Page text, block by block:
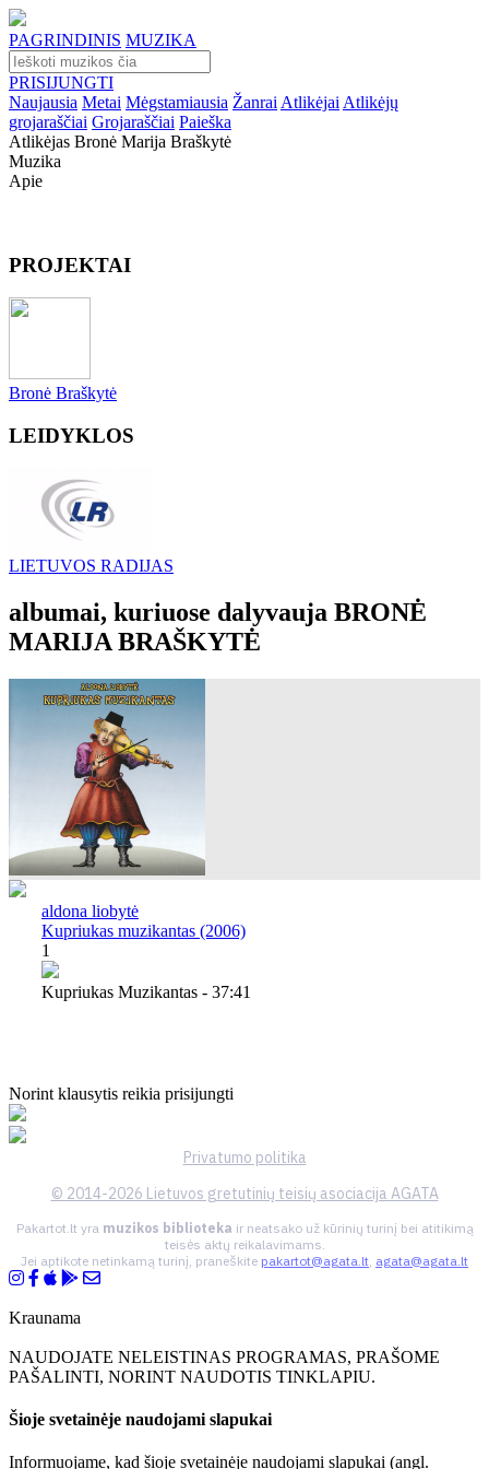
PAGRINDINIS MUZIKA
PRISIJUNGTI
Naujausia Metai Mėgstamiausia Žanrai Atlikėjai Atlikėjų
grojaraščiai Grojaraščiai Paieška
Atlikėjas Bronė Marija Braškytė
Muzika
Apie
PROJEKTAI
Bronė Braškytė
LEIDYKLOS
LIETUVOS RADIJAS
albumai, kuriuose dalyvauja BRONĖ
MARIJA BRAŠKYTĖ
aldona liobytė
Kupriukas muzikantas (2006)
1
Kupriukas Muzikantas - 37:41
Norint klausytis reikia prisijungti
Privatumo politika
© 2014-2026 Lietuvos gretutinių teisių asociacija AGATA
Pakartot.lt yra muzikos biblioteka ir neatsako už kūrinių turinį bei atitikimą
teisės aktų reikalavimams.
Jei aptikote netinkamą turinį, praneškite pakartot@agata.lt agata@agata.lt
Kraunama
NAUDOJATE NELEISTINAS PROGRAMAS, PRAŠOME
PAŠALINTI, NORINT NAUDOTIS TINKLAPIU.
Šioje svetainėje naudojami slapukai
Informuojame, kad šioje svetainėje naudojami slapukai (angl.